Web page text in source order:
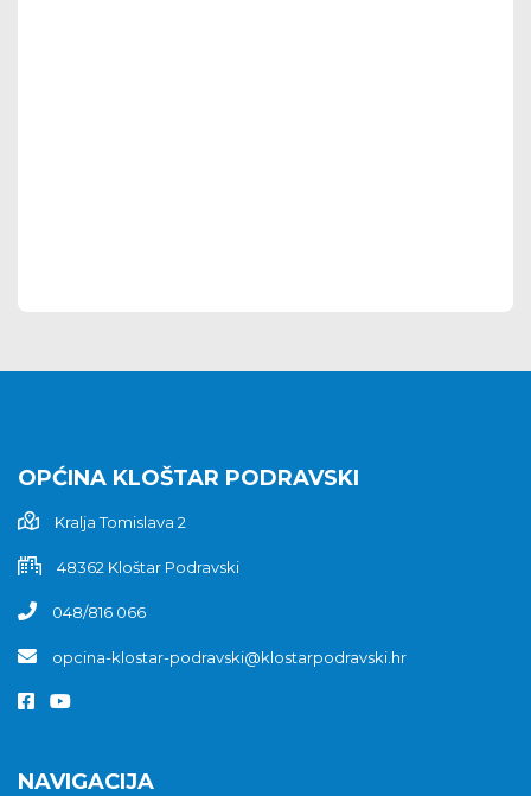
OPĆINA KLOŠTAR PODRAVSKI
Kralja Tomislava 2
48362 Kloštar Podravski
048/816 066
opcina-klostar-podravski@klostarpodravski.hr
NAVIGACIJA